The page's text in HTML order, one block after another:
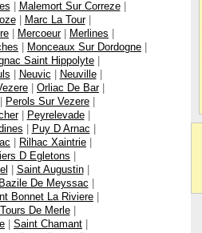
| Malemort Sur Correze|
| Marc La Tour|
| Mercoeur| Merlines |
| Monceaux Sur Dordogne |
Saint Hippolyte |
| Neuvic | Neuville|
| Orliac De Bar|
Perols Sur Vezere |
| Peyrelevade|
| Puy D Arnac |
| Rilhac Xaintrie |
D Egletons |
| Saint Augustin|
De Meyssac |
Bonnet La Riviere |
De Merle|
| Saint Chamant |